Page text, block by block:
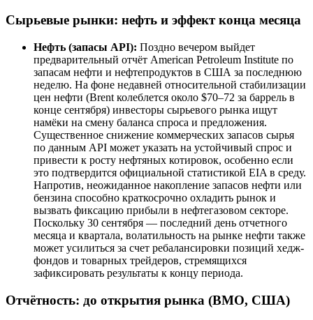
Сырьевые рынки: нефть и эффект конца месяца
Нефть (запасы API): Поздно вечером выйдет
предварительный отчёт American Petroleum Institute по
запасам нефти и нефтепродуктов в США за последнюю
неделю. На фоне недавней относительной стабилизации
цен нефти (Brent колеблется около $70–72 за баррель в
конце сентября) инвесторы сырьевого рынка ищут
намёки на смену баланса спроса и предложения.
Существенное снижение коммерческих запасов сырья
по данным API может указать на устойчивый спрос и
привести к росту нефтяных котировок, особенно если
это подтвердится официальной статистикой EIA в среду.
Напротив, неожиданное накопление запасов нефти или
бензина способно краткосрочно охладить рынок и
вызвать фиксацию прибыли в нефтегазовом секторе.
Поскольку 30 сентября — последний день отчетного
месяца и квартала, волатильность на рынке нефти также
может усилиться за счет ребалансировки позиций хедж-
фондов и товарных трейдеров, стремящихся
зафиксировать результаты к концу периода.
Отчётность: до открытия рынка (BMO, США)